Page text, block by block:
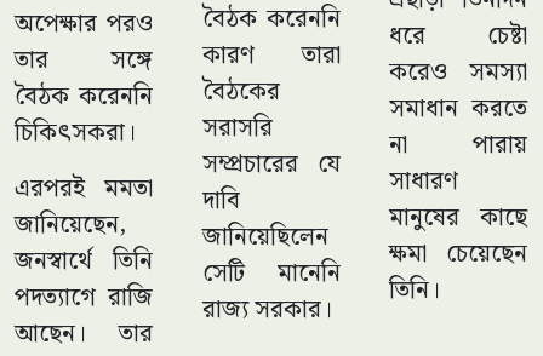
অপেক্ষার পরও
তার সঙ্গে
বৈঠক করেননি
চিকিৎসকরা।
এরপরই মমতা
জানিয়েছেন,
জনস্বার্থে তিনি
পদত্যাগে রাজি
আছেন। তার
বৈঠক করেননি
কারণ তারা
বৈঠকের
সরাসরি
সম্প্রচারের যে
দাবি
জানিয়েছিলেন
সেটি মানেনি
রাজ্য সরকার।
ধরে চেষ্টা
করেও সমস্যা
সমাধান করতে
না পারায়
সাধারণ
মানুষের কাছে
ক্ষমা চেয়েছেন
তিনি।